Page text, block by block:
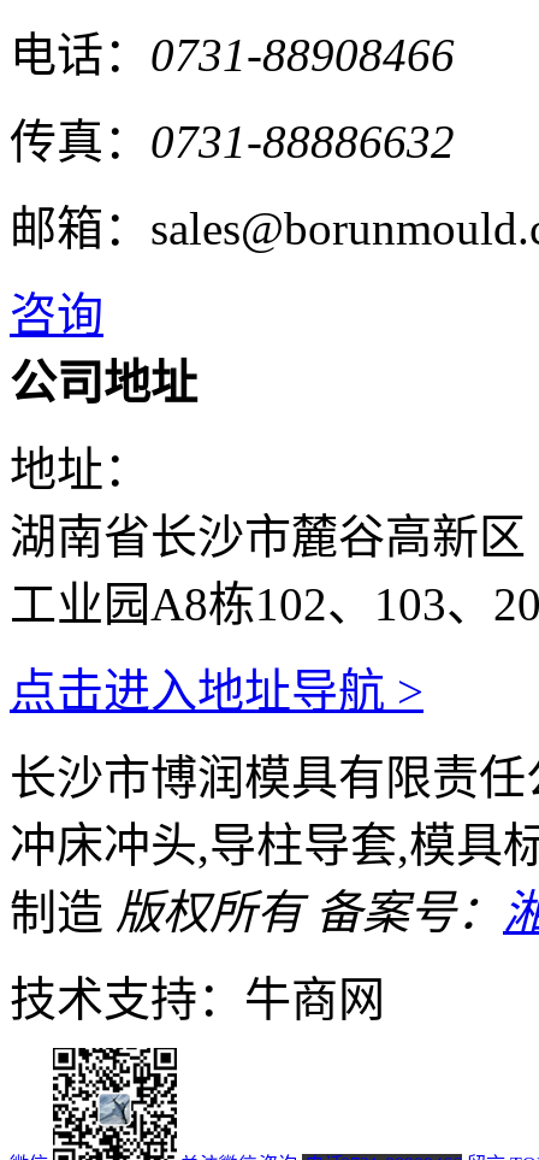
电话： 0731-88908466
传真： 0731-88886632
邮箱：
咨询
公司地址
地址：
湖南省长沙市麓谷高新
工业园A8栋102、103、
点击进入地址导航 >
长沙市博润模具有限责
冲床冲头,导柱导套,模具
制造 版权所有 备案号：
技术支持：牛商网